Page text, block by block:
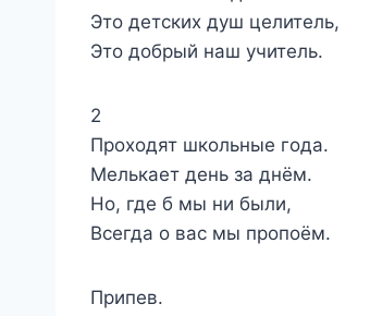
Это детских душ целитель,
Это добрый наш учитель.
2
Проходят школьные года.
Мелькает день за днём.
Но, где б мы ни были,
Всегда о вас мы пропоём.
Припев.